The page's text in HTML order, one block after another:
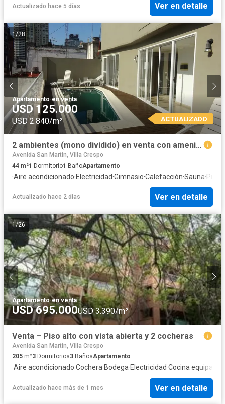
Actualizado hace 5 días Ver en detalle
1/28
Apartamento·en venta
USD 125.000
USD 2.840/m² ACTUALIZADO
2 ambientes (mono dividido) en venta con amenities en Palermo
Avenida San Martín, Villa Crespo
44 m²1 Dormitorio1 BañoApartamento
·Aire acondicionado·Electricidad·Gimnasio·Calefacción·Sauna·Pileta
Actualizado hace 2 días Ver en detalle
1/26
Apartamento·en venta
USD 695.000USD 3.390/m²
Venta – Piso alto con vista abierta y 2 cocheras
Avenida San Martín, Villa Crespo
205 m²3 Dormitorios3 BañosApartamento
·Aire acondicionado·Cochera·Bodega·Electricidad·Cocina equipada
Actualizado hace más de 1 mes Ver en detalle